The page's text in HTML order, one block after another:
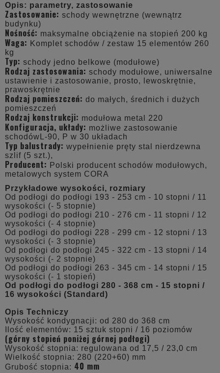
Opis: parametry, zastosowanie
Zastosowanie: schody wewnętrzne (wewnątrz
budynku)
Nośność: maksymalne obciążenie na stopień 200 kg
Waga: Komplet schodów / zestaw 15 elementów 260
kg
Typ: schody jedno belkowe (modułowe)
Rodzaj zastosowania: schody modułowe, uniwersalne
ustawienie i zastosowanie, prosto, lewoskrętnie,
prawoskrętnie
Rodzaj pomieszczeń: do małych, średnich i dużych
pomieszczeń
Rodzaj konstrukcji: modułowa metal 220
Konfiguracja, układy: możliwe zastosowanie
schodówL-90, P w 30 układach
Typ balustrady: wypełnienie pręty stal nierdzewna
szlif (5 szt.),
Producent: Polski producent schodów modułowych,
metalowych system CORA
Przykładowe wysokości, rozmiary
Od podłogi do podłogi 193 - 253 cm - 10 stopni / 11
wysokości (- 5 stopnie)
Od podłogi do podłogi 210 - 276 cm - 11 stopni / 12
wysokości (- 4 stopnie)
Od podłogi do podłogi 228 - 299 cm - 12 stopni / 13
wysokości (- 3 stopnie)
Od podłogi do podłogi 245 - 322 cm - 13 stopni / 14
wysokości (- 2 stopnie)
Od podłogi do podłogi 263 - 345 cm - 14 stopni / 15
wysokości (- 1 stopień)
Od podłogi do podłogi 280 - 368 cm - 15 stopni /
16 wysokości (Standard)
Opis Techniczy
Wysokość kondygnacji: od 280 do 368 cm
Ilość elementów: 15 sztuk stopni / 16 poziomów
(górny stopień poniżej górnej podłogi)
Wysokość stopnia: regulowana od 17,5 / 23,0 cm
Wielkość stopnia: 280 (220+60) mm
Grubość stopnia: 40 mm